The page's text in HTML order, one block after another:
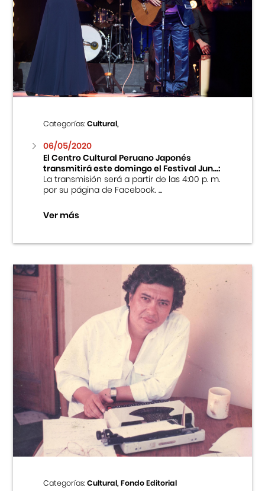
Categorías:Cultural,
06/05/2020
El Centro Cultural Peruano Japonés
transmitirá este domingo el Festival Jun...:
La transmisión será a partir de las 4:00 p. m.
por su página de Facebook. ...
Ver más
Categorías:Cultural, Fondo Editorial